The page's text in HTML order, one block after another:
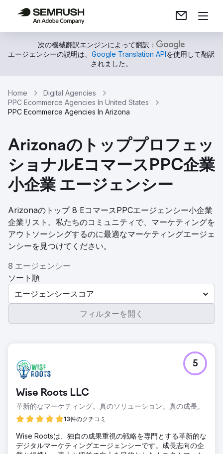
次の機械翻訳エンジンによって翻訳：
エージェンシーの説明は、 Google Translation APIを使用して翻訳
されました。
Home
Digital Agencies
PPC Ecommerce Agencies In United States
PPC Ecommerce Agencies In Arizona
Arizonaのトッププロフェッ
ショナルEコマースPPC企業
小企業 エージェンシー
Arizonaのトップ 8 EコマースPPCエージェンシー小企業
企業リスト。私たちのコミュニティで、マーケティングを
アウトソーシングするのに最適なマーケティングエージェ
ンシーを見つけてください。
8 エージェンシー
ソート順
エージェンシースコア
フィルターを開く
Wise Roots LLC
革新的なマーケティング。真のソリューション。真の成長。
13件のクチコミ
5
Wise Rootsは、独自の成果重視の戦略を専門とする革新的な
デジタルマーケティングエージェンシーです。成長志向の企